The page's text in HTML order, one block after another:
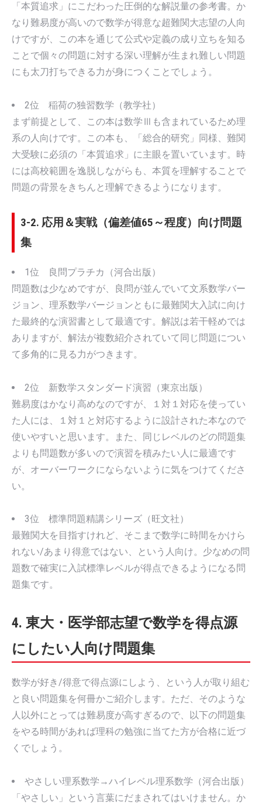
「本質追求」にこだわった圧倒的な解説量の参考書。か
なり難易度が高いので数学が得意な超難関大志望の人向
けですが、この本を通じて公式や定義の成り立ちを知る
ことで個々の問題に対する深い理解が生まれ難しい問題
にも太刀打ちできる力が身につくことでしょう。
2位 稲荷の独習数学（教学社）
まず前提として、この本は数学Ⅲも含まれているため理
系の人向けです。この本も、「総合的研究」同様、難関
大受験に必須の「本質追求」に主眼を置いています。時
には高校範囲を逸脱しながらも、本質を理解することで
問題の背景をきちんと理解できるようになります。
3-2. 応用＆実戦（偏差値65～程度）向け問題
集
1位 良問プラチカ（河合出版）
問題数は少なめですが、良問が並んでいて文系数学バー
ジョン、理系数学バージョンともに最難関大入試に向け
た最終的な演習書として最適です。解説は若干軽めでは
ありますが、解法が複数紹介されていて同じ問題につい
て多角的に見る力がつきます。
2位 新数学スタンダード演習（東京出版）
難易度はかなり高めなのですが、１対１対応を使ってい
た人には、１対１と対応するように設計された本なので
使いやすいと思います。また、同じレベルのどの問題集
よりも問題数が多いので演習を積みたい人に最適です
が、オーバーワークにならないように気をつけてくださ
い。
3位 標準問題精講シリーズ（旺文社）
最難関大を目指すけれど、そこまで数学に時間をかけら
れない/あまり得意ではない、という人向け。少なめの問
題数で確実に入試標準レベルが得点できるようになる問
題集です。
4. 東大・医学部志望で数学を得点源
にしたい人向け問題集
数学が好き/得意で得点源にしよう、という人が取り組む
と良い問題集を何冊かご紹介します。ただ、そのような
人以外にとっては難易度が高すぎるので、以下の問題集
をやる時間があれば理科の勉強に当てた方が合格に近づ
くでしょう。
やさしい理系数学→ハイレベル理系数学（河合出版）
「やさしい」という言葉にだまされてはいけません。か